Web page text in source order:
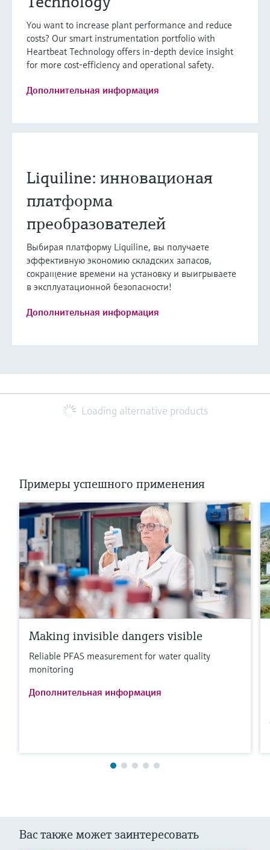
You want to increase plant performance and reduce
costs? Our smart instrumentation portfolio with
Heartbeat Technology offers in-depth device insight
for more cost-efficiency and operational safety.
Дополнительная информация
Liquiline: инновационая
платформа
преобразователей
Выбирая платформу Liquiline, вы получаете
эффективную экономию складских запасов,
сокращение времени на установку и выигрываете
в эксплуатационной безопасности!
Дополнительная информация
Loading alternative products
Примеры успешного применения
Making invisible dangers visible
Reliable PFAS measurement for water quality
monitoring
Дополнительная информация
Вас также может заинтересовать